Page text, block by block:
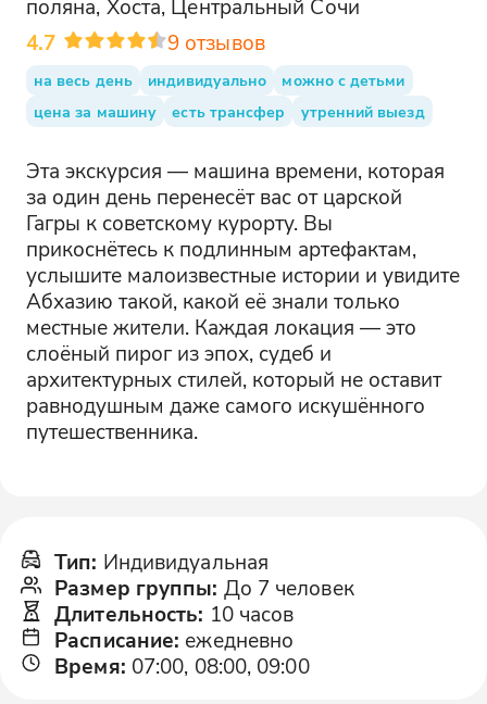
поляна, Хоста, Центральный Сочи
4.7
9 отзывов
на весь день индивидуально
можно с детьми
цена за машину
есть трансфер утренний выезд
Эта экскурсия — машина времени, которая
за один день перенесёт вас от царской
Гагры к советскому курорту. Вы
прикоснётесь к подлинным артефактам,
услышите малоизвестные истории и увидите
Абхазию такой, какой её знали только
местные жители. Каждая локация — это
слоёный пирог из эпох, судеб и
архитектурных стилей, который не оставит
равнодушным даже самого искушённого
путешественника.
Тип: Индивидуальная
Размер группы: До 7 человек
Длительность: 10 часов
Расписание: ежедневно
Время: 07:00, 08:00, 09:00